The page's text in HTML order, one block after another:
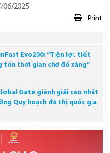
06/2025
Print
Evo200: “Tiện lợi, tiết
tốn thời gian chờ đổ xăng”
Gate giành giải cao nhất
Quy hoạch đô thị quốc gia